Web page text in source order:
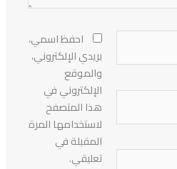
احفظ اسمي،
بريدي الإلكتروني،
والموقع
الإلكتروني في
هذا المتصفح
لاستخدامها المرة
المقبلة في
تعليقي.